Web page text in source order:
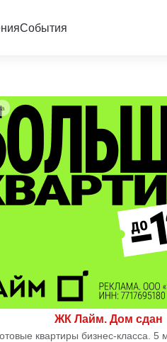
События
ЖК Лайм. Дом сдан
квартиры бизнес-класса. 5